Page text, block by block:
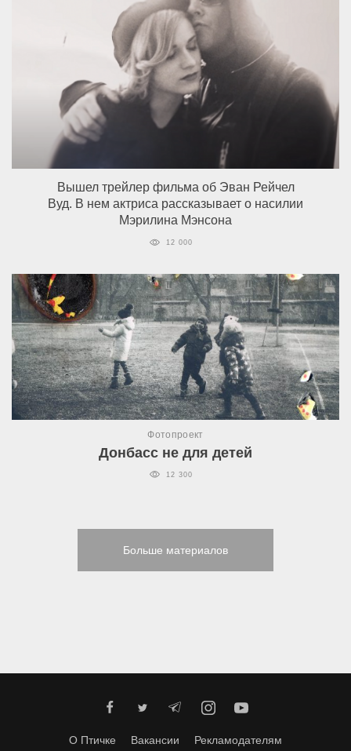
Вышел трейлер фильма об Эван Рейчел
Вуд. В нем актриса рассказывает о насилии
Мэрилина Мэнсона
12 000
Фотопроект
Донбасс не для детей
12 300
Больше материалов
О Птичке Вакансии Рекламодателям